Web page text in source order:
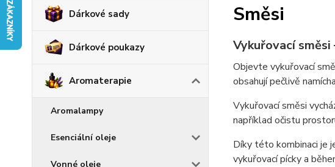
Dárkové sady
Dárkové poukazy
Aromaterapie
Aromalampy
Esenciální oleje
Vonné oleje
Směsi
Vykuřovací
Objevte vykuřovací
obsahují pečlivě
Vykuřovací směsi
například očistu
Díky této kombinaci je
vykuřovací pícky a